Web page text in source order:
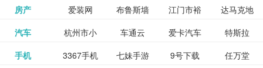
电影电视
剧，顺便
打分、写
辅助神器 网站
完结txt小
院
海淘 淘网 网 靓汤官网
淘宝 更多>>
房产 爱装网 布鲁斯墙
纸
江门市裕
华墙纸
达马克地
产
格莱美墙
纸
更多>>
汽车 杭州市小
客车总量
车通云 爱卡汽车
导购
特斯拉
百度有驾
更多>>
手机 3367手机 七妹手游 9号下载
任万堂